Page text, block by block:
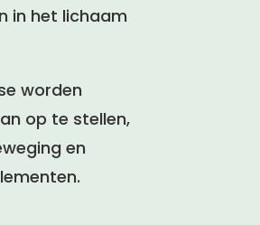
in het lichaam
worden
op te stellen,
en